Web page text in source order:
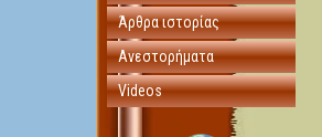
Άρθρα ιστορίας
Ανεστορήματα
Videos